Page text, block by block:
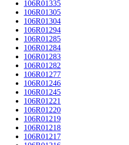
106R01335
106R01305
106R01304
106R01294
106R01285
106R01284
106R01283
106R01282
106R01277
106R01246
106R01245
106R01221
106R01220
106R01219
106R01218
106R01217